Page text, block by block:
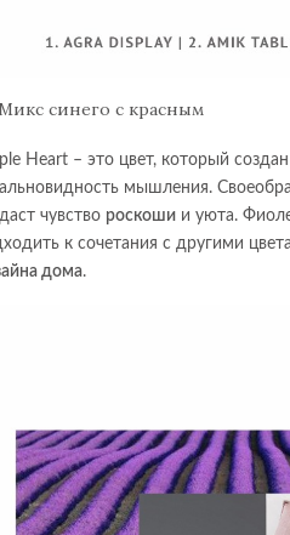
синего с красным
Heart – это цвет, который
мышления.
чувство роскоши и уюта.
к сочетания с другими
дома.